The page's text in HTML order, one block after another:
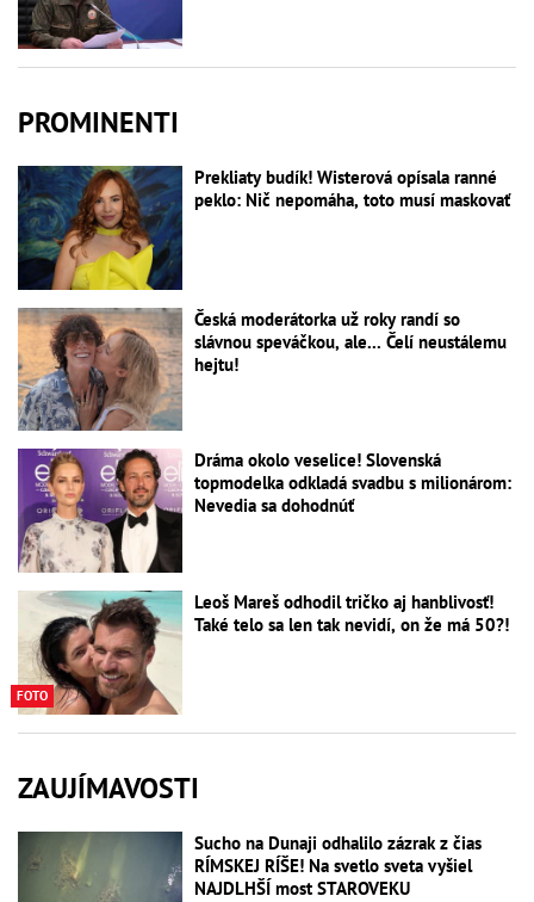
PROMINENTI
Prekliaty budík! Wisterová opísala ranné
peklo: Nič nepomáha, toto musí maskovať
Česká moderátorka už roky randí so
slávnou speváčkou, ale... Čelí neustálemu
hejtu!
Dráma okolo veselice! Slovenská
topmodelka odkladá svadbu s milionárom:
Nevedia sa dohodnúť
FOTO
Leoš Mareš odhodil tričko aj hanblivosť!
Také telo sa len tak nevidí, on že má 50?!
ZAUJÍMAVOSTI
Sucho na Dunaji odhalilo zázrak z čias
RÍMSKEJ RÍŠE! Na svetlo sveta vyšiel
NAJDLHŠÍ most STAROVEKU